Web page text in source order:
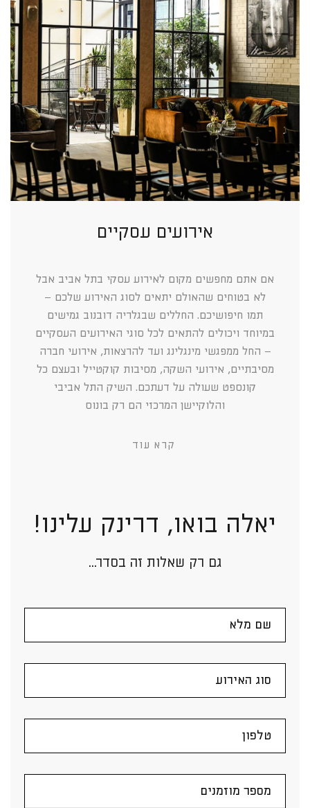
אירועים עסקיים
אם אתם מחפשים מקום לאירוע עסקי בתל אביב אבל
לא בטוחים שהאולם יתאים לסוג האירוע שלכם –
תמו חיפושיכם. החללים שבגלריה דובנוב גמישים
במיוחד ויכולים להתאים לכל סוגי האירועים העסקיים
– החל ממפגשי מינגלינג ועד להרצאות, אירועי חברה
מסיבתיים, אירועי השקה, מסיבות קוקטייל ובעצם כל
קונספט שעולה על דעתכם. השיק התל אביבי
והלוקיישן המרכזי הם רק בונוס
קרא עוד
יאלה בואו, דרינק עלינו!
גם רק שאלות זה בסדר...